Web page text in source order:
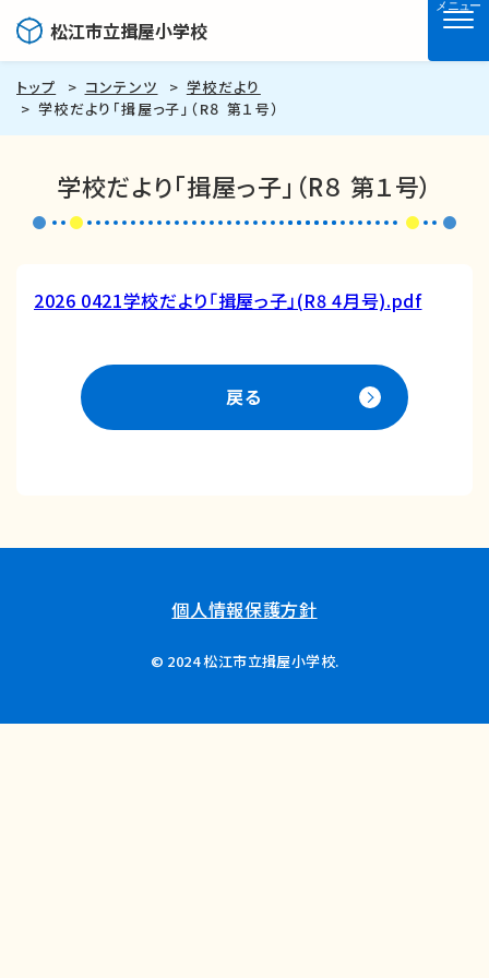
松江市立揖屋小学校
メニュー
トップ コンテンツ
学校だより
学校だより「揖屋っ子」（R８ 第１号）
学校だより「揖屋っ子」（R８ 第１号）
2026 0421学校だより「揖屋っ子」(R8 4月号).pdf
戻る
個人情報保護方針
© 2024 松江市立揖屋小学校.